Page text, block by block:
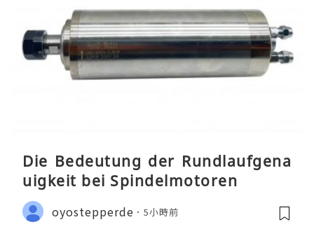
Die Bedeutung der Rundlaufgena
uigkeit bei Spindelmotoren
oyostepperde 5小時前